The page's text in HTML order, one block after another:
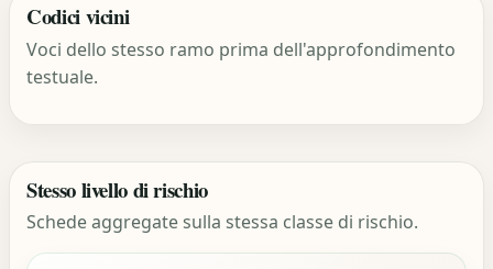
Codici vicini
Voci dello stesso ramo prima dell'approfondimento
testuale.
Stesso livello di rischio
Schede aggregate sulla stessa classe di rischio.